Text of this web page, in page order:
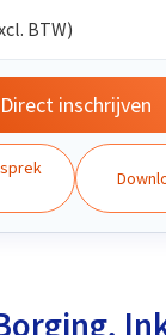
BTW)
Direct inschrijven